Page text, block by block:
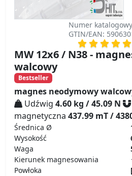
Numer
GTIN/EAN:
MW 12x6 / N38 -
walcowy
Bestseller
magnes neodymowy
Udźwig 4.60 kg / 45.09 N
magnetyczna 437.99 mT /
Średnica Ø
Wysokość
Waga
Kierunek magnesowania
Powłoka